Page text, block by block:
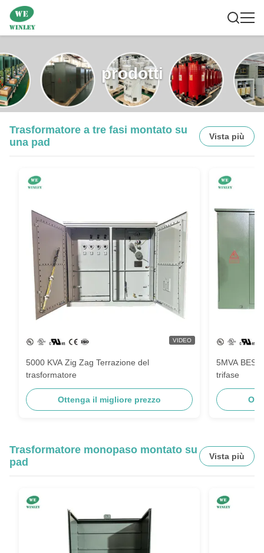
prodotti
Trasformatore a tre fasi montato su
una pad
Vista più
VIDEO
5000 KVA Zig Zag Terrazione del
trasformatore
Ottenga il migliore prezzo
5MVA
trifase
Trasformatore monopaso montato su
pad
Vista più